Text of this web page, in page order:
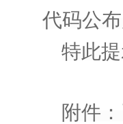
代码公
特此
附件